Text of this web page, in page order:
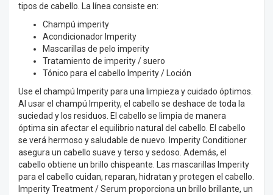
tipos de cabello. La línea consiste en:
Champú imperity
Acondicionador Imperity
Mascarillas de pelo imperity
Tratamiento de imperity / suero
Tónico para el cabello Imperity / Loción
Use el champú Imperity para una limpieza y cuidado óptimos.
Al usar el champú Imperity, el cabello se deshace de toda la
suciedad y los residuos. El cabello se limpia de manera
óptima sin afectar el equilibrio natural del cabello. El cabello
se verá hermoso y saludable de nuevo. Imperity Conditioner
asegura un cabello suave y terso y sedoso. Además, el
cabello obtiene un brillo chispeante. Las mascarillas Imperity
para el cabello cuidan, reparan, hidratan y protegen el cabello.
Imperity Treatment / Serum proporciona un brillo brillante, un